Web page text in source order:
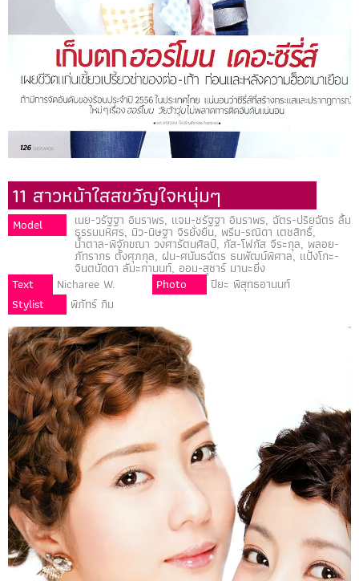
11 สาวหน้าใสสขวัญใจหนุ่มๆ
Model เนย-วรัฐฐา อิมราพร, แจม-ชรัฐฐา อิมราพร, ฉัตร-ปริยฉัตร ลิ้ม
ธรรมมหิศร, มิว-นิษฐา จิรยั่งยืน, พรีม-รณิดา เตชสิทธิ์,
น้ำตาล-พิจักขณา วงศารัตนศิลป์, กัส-โฟกัส จีระกุล, พลอย-
ภัทรากร ตั้งศุภกุล, ฝน-ศนันธฉัตร ธนพัฒน์พิศาล, แป้งโกะ-
จินตนัดดา ลัมะกานนท์, ออม-สุชาร์ มานะยิ่ง
Text
Nicharee W. Photo
ปิยะ พิสุทธอานนท์
Stylist
พิภัทร์ กิม